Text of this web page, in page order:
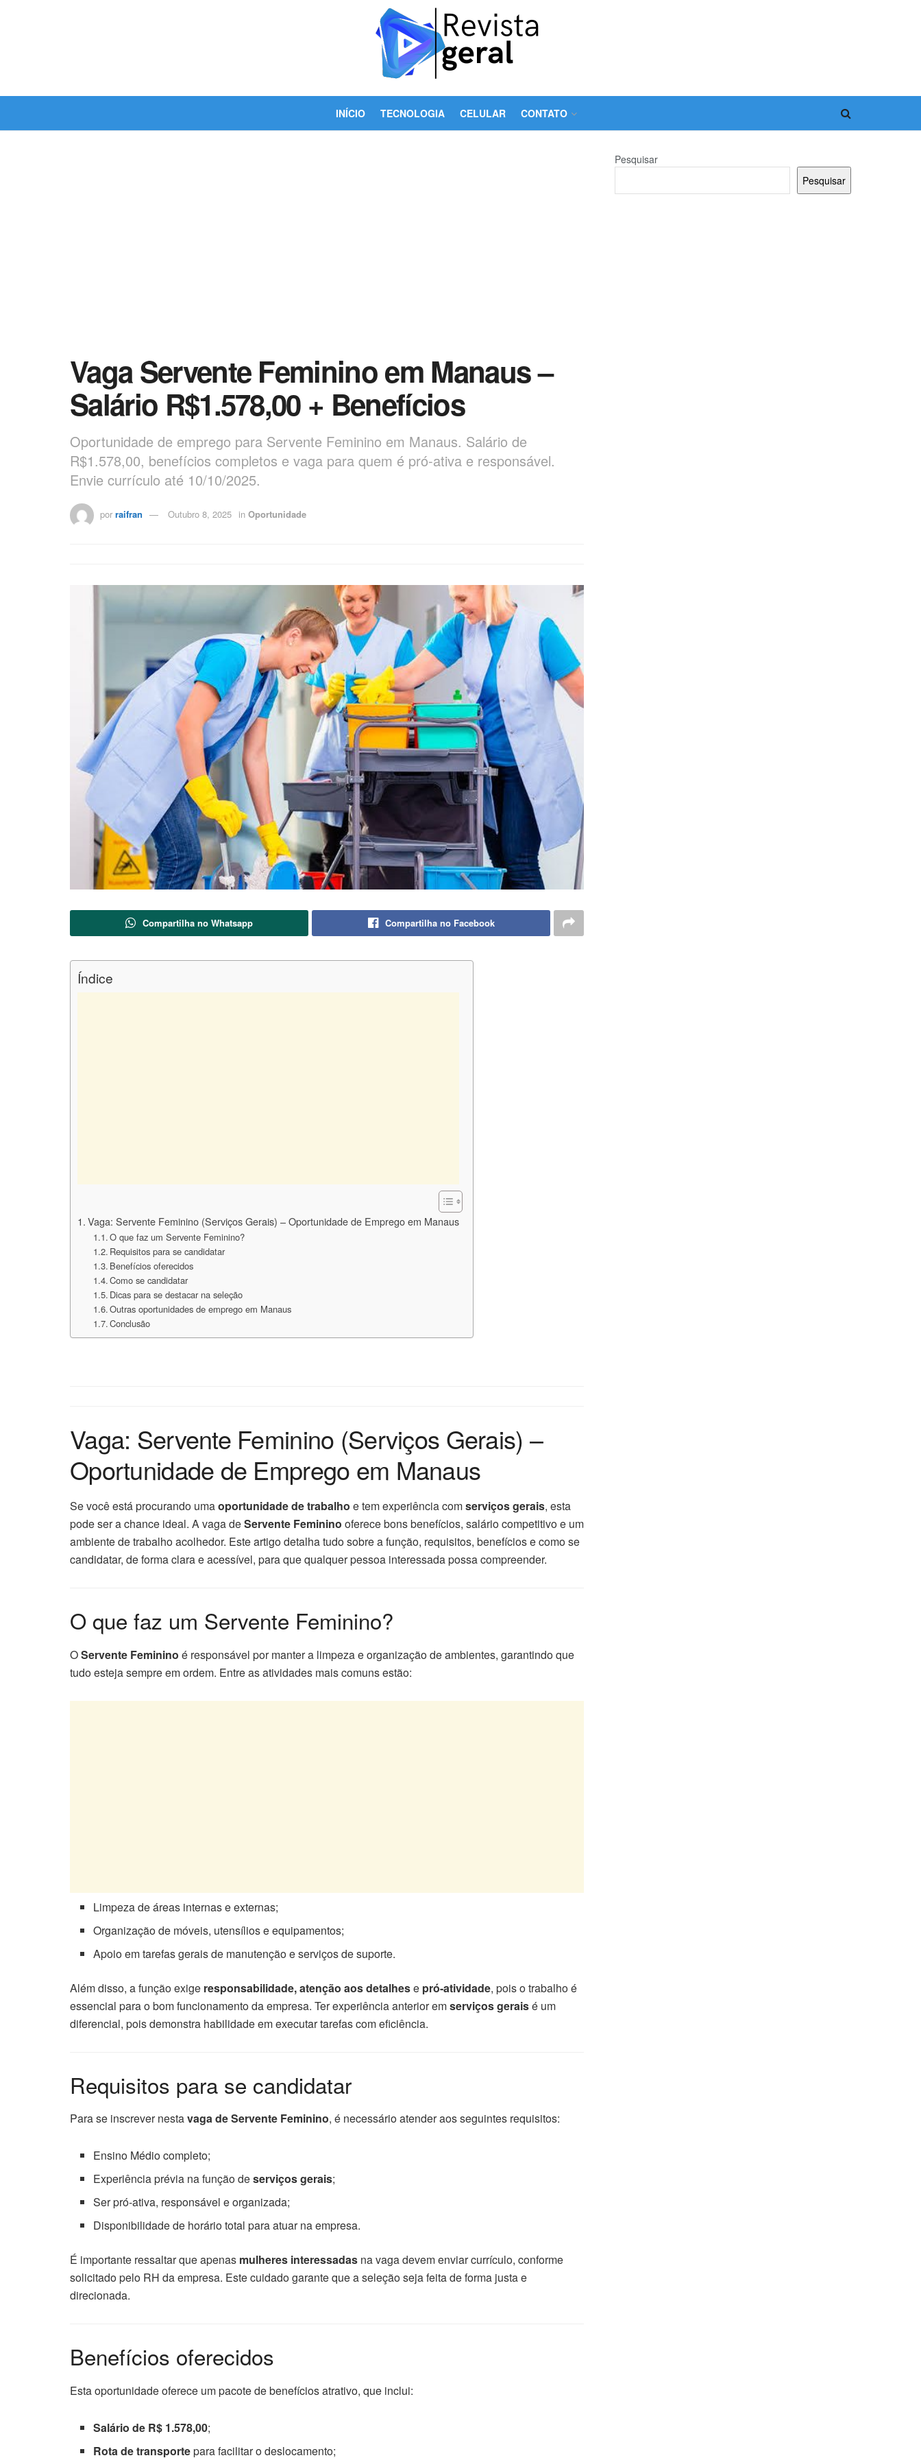
INÍCIO TECNOLOGIA CELULAR CONTATO
Vaga Servente Feminino em Manaus –
Salário R$1.578,00 + Benefícios
Oportunidade de emprego para Servente Feminino em Manaus. Salário de
R$1.578,00, benefícios completos e vaga para quem é pró-ativa e responsável.
Envie currículo até 10/10/2025.
por raifran Outubro 8, 2025 in Oportunidade
Compartilha no Whatsapp Compartilha no Facebook
Índice
Vaga: Servente Feminino (Serviços Gerais) – Oportunidade de Emprego em Manaus
O que faz um Servente Feminino?
Requisitos para se candidatar
Benefícios oferecidos
Como se candidatar
Dicas para se destacar na seleção
Outras oportunidades de emprego em Manaus
Conclusão
Vaga: Servente Feminino (Serviços Gerais) –
Oportunidade de Emprego em Manaus
Se você está procurando umaoportunidade de trabalho e tem experiência comserviços gerais, esta
pode ser a chance ideal. A vaga deServente Feminino oferece bons benefícios, salário competitivo e um
ambiente de trabalho acolhedor. Este artigo detalha tudo sobre a função, requisitos, benefícios e como se
candidatar, de forma clara e acessível, para que qualquer pessoa interessada possa compreender.
O que faz um Servente Feminino?
OServente Feminino é responsável por manter a limpeza e organização de ambientes, garantindo que
tudo esteja sempre em ordem. Entre as atividades mais comuns estão:
Limpeza de áreas internas e externas;
Organização de móveis, utensílios e equipamentos;
Apoio em tarefas gerais de manutenção e serviços de suporte.
Além disso, a função exige responsabilidade, atenção aos detalhese pró-atividade, pois o trabalho é
essencial para o bom funcionamento da empresa. Ter experiência anterior emserviços geraisé um
diferencial, pois demonstra habilidade em executar tarefas com eficiência.
Requisitos para se candidatar
Para se inscrever nestavaga de Servente Feminino, é necessário atender aos seguintes requisitos:
Ensino Médio completo;
Experiência prévia na função deserviços gerais;
Ser pró-ativa, responsável e organizada;
Disponibilidade de horário total para atuar na empresa.
É importante ressaltar que apenas mulheres interessadas na vaga devem enviar currículo, conforme
solicitado pelo RH da empresa. Este cuidado garante que a seleção seja feita de forma justa e
direcionada.
Benefícios oferecidos
Esta oportunidade oferece um pacote de benefícios atrativo, que inclui:
Salário de R$ 1.578,00;
Rota de transportepara facilitar o deslocamento;
Pesquisar
Pesquisar